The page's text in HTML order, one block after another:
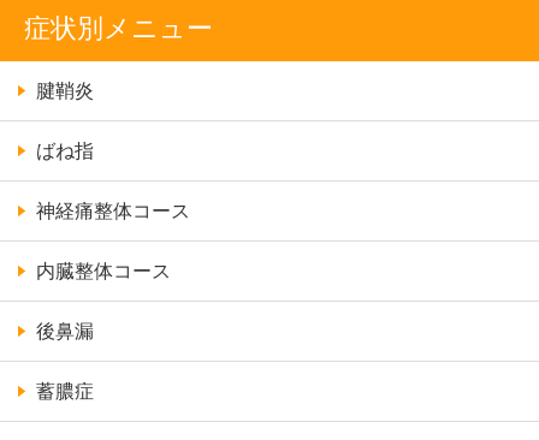
症状別メニュー
腱鞘炎
ばね指
神経痛整体コース
内臓整体コース
後鼻漏
蓄膿症